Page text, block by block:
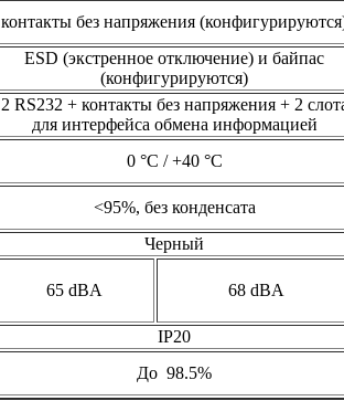
контакты без напряжения
ESD (экстренное отключение) и байпас
(конфигурируются)
2 RS232 + контакты без напряжения + 2
для интерфейса обмена информацией
0 °C / +40 °C
<95%, без конденсата
Черный
65 dBA 68 dBA
IP20
До 98.5%